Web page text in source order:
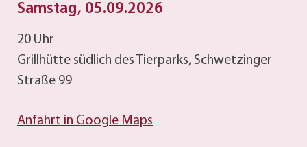
Samstag, 05.09.2026
20 Uhr
Grillhütte südlich des Tierparks, Schwetzinger
Straße 99
Anfahrt in Google Maps